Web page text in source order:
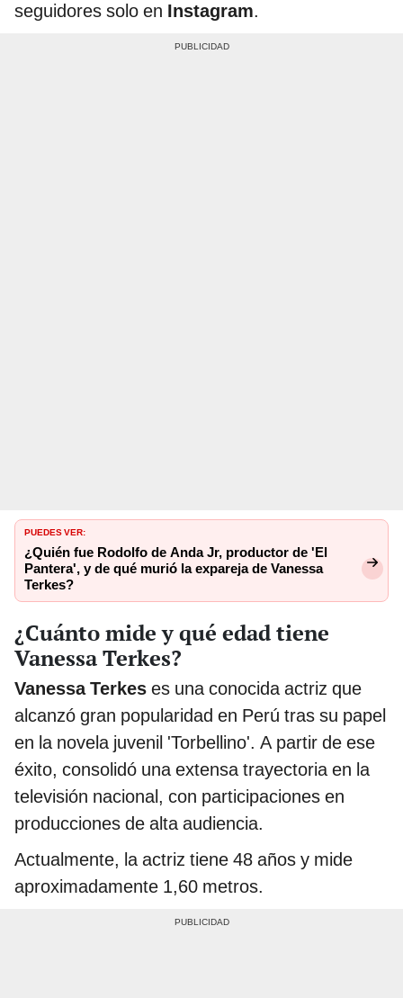
seguidores solo en Instagram.
PUEDES VER:
¿Quién fue Rodolfo de Anda Jr, productor de 'El
Pantera', y de qué murió la expareja de Vanessa
Terkes?
¿Cuánto mide y qué edad tiene
Vanessa Terkes?
Vanessa Terkes es una conocida actriz que
alcanzó gran popularidad en Perú tras su papel
en la novela juvenil 'Torbellino'. A partir de ese
éxito, consolidó una extensa trayectoria en la
televisión nacional, con participaciones en
producciones de alta audiencia.
Actualmente, la actriz tiene 48 años y mide
aproximadamente 1,60 metros.